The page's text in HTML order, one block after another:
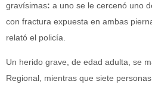
gravísimas: a uno se le cercenó uno
con fractura expuesta en ambas
relató el policía.
Un herido grave, de edad adulta, se
Regional, mientras que siete